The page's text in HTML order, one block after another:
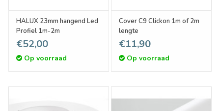
HALUX 23mm hangend Led
Profiel 1m-2m
€52,00
Op voorraad
Cover C9 Clickon 1m of 2m
lengte
€11,90
Op voorraad